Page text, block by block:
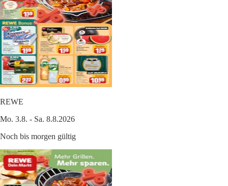
REWE
Mo. 3.8. - Sa. 8.8.2026
Noch bis morgen gültig